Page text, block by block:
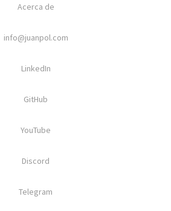
Acerca de
info@juanpol.com
LinkedIn
GitHub
YouTube
Discord
Telegram